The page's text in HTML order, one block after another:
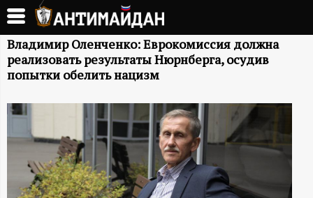
Перейти
основному
содержанию
А
Н
Т
И
М
Владимир Оленченко: Еврокомиссия должна
реализовать результаты Нюрнберга, осудив
попытки обелить нацизм